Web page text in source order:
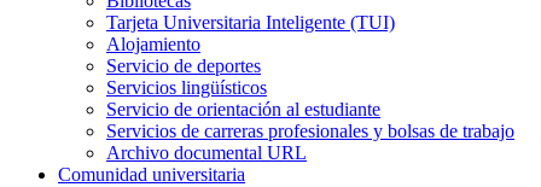
Tarjeta Universitaria Inteligente (TUI)
Alojamiento
Servicio de deportes
Servicios lingüísticos
Servicio de orientación al estudiante
Servicios de carreras profesionales y bolsas de trabajo
Archivo documental URL
Comunidad universitaria